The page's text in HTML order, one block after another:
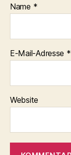
Name *
E-Mail-Adresse *
Website